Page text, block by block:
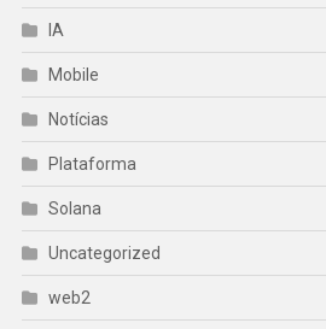
IA
Mobile
Notícias
Plataforma
Solana
Uncategorized
web2